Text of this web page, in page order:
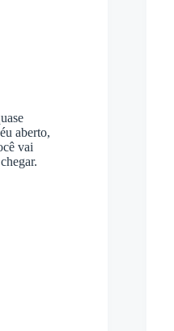
aberto,
vai